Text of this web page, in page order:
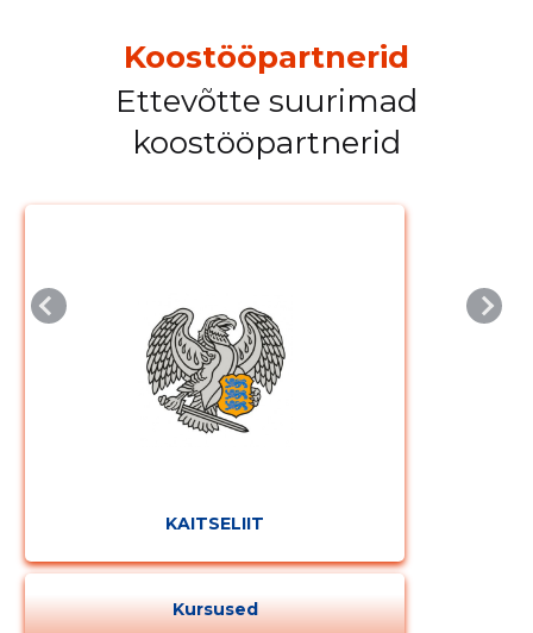
Koostööpartnerid
Ettevõtte suurimad
koostööpartnerid
KAITSELIIT
Kursused